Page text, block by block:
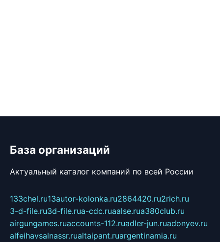
База организаций
Актуальный каталог компаний по всей России
133chel.ru13autor-kolonka.ru2864420.ru2rich.ru
3-d-file.ru3d-file.rua-cdc.ruaalse.rua380club.ru
airgungames.ruaccounts-112.ruadler-jun.ruadonyev.ru
alfeihavsalnassr.rualtaipant.ruargentinamia.ru